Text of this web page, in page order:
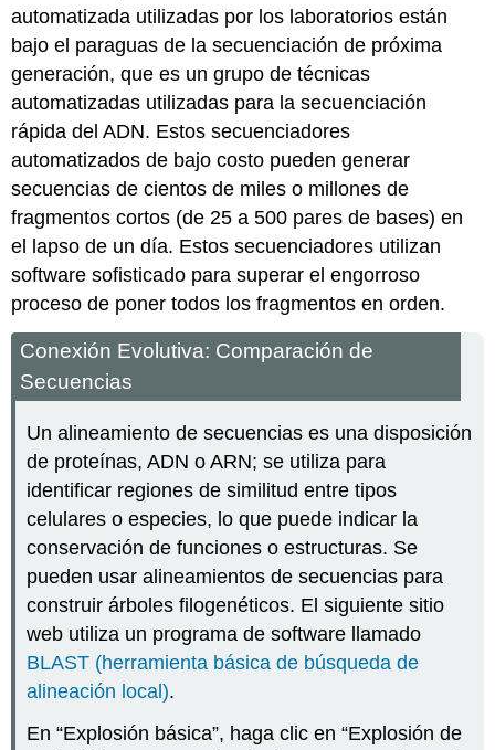
automatizada utilizadas por los laboratorios están
bajo el paraguas de lasecuenciación de próxima
generación, que es un grupo de técnicas
automatizadas utilizadas para la secuenciación
rápida del ADN. Estos secuenciadores
automatizados de bajo costo pueden generar
secuencias de cientos de miles o millones de
fragmentos cortos (de 25 a 500 pares de bases) en
el lapso de un día. Estos secuenciadores utilizan
software sofisticado para superar el engorroso
proceso de poner todos los fragmentos en orden.
Conexión Evolutiva: Comparación de
Secuencias
Un alineamiento de secuencias es una disposición
de proteínas, ADN o ARN; se utiliza para
identificar regiones de similitud entre tipos
celulares o especies, lo que puede indicar la
conservación de funciones o estructuras. Se
pueden usar alineamientos de secuencias para
construir árboles filogenéticos. El siguiente sitio
web utiliza un programa de software llamado
BLAST (herramienta básica de búsqueda de
alineación local).
En “Explosión básica”, haga clic en “Explosión de